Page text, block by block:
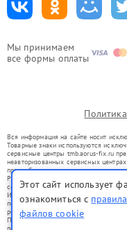
Мы принимаем
все формы оплаты
Вся информация на сайте носит
Товарные знаки используются
сервисные центры tmb.aorus-fix.ru
неавторизованных сервисных
правообладателями товарных
Ремонт осуществляется для
со статьей 1487 ГК РФ.
Использование товарных знаков не
потребителей в заблуждение, а
ремонту техники указанных брендов.
Представленная на сайте
Этот сайт использует
ознакомиться с
файлов cookie